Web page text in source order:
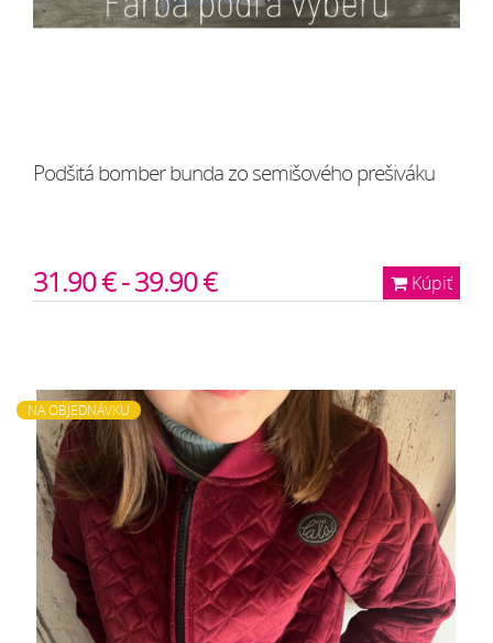
Podšitá bomber bunda zo semišového prešiváku
Kúpiť
31.90 € - 39.90 €
NA OBJEDNÁVKU